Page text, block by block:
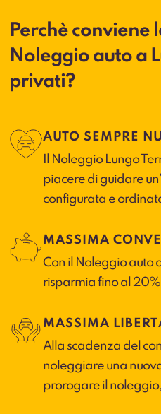
Perchè conviene
Noleggio auto a
privati?
AUTO SEMPRE
Il Noleggio Lungo
piacere di guidare
configurata e
MASSIMA
Con il Noleggio auto
risparmia fino al 20%
MASSIMA
Alla scadenza del
noleggiare una
prorogare il